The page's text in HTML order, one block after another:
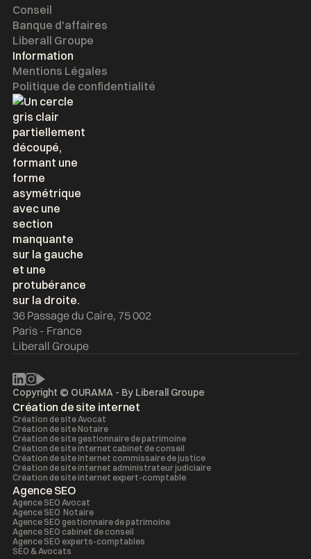
36 Passage du Caire, 75 002
Paris - France
Liberall Groupe
Conseil
Banque d'affaires
Liberall Groupe
Information
Mentions Légales
Politique de confidentialité
Copyright © OURAMA - By Liberall Groupe
Création de site internet
Création de site Avocat
Création de site Notaire
Création de site gestionnaire de patrimoine
Création de site internet cabinet de conseil
Création de site internet commissaire de justice
Création de site internet administrateur judiciaire
Création de site internet expert-comptable
Agence SEO
Agence SEO Avocat
Agence SEO Notaire
Agence SEO gestionnaire de patrimoine
Agence SEO cabinet de conseil
Agence SEO experts-comptables
SEO & Avocats